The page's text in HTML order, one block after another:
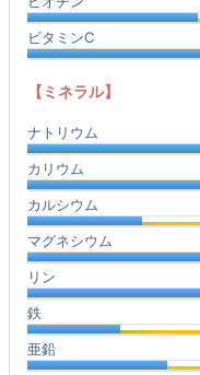
ビタミンC
【ミネラル】
ナトリウム
カリウム
カルシウム
マグネシウム
リン
鉄
亜鉛